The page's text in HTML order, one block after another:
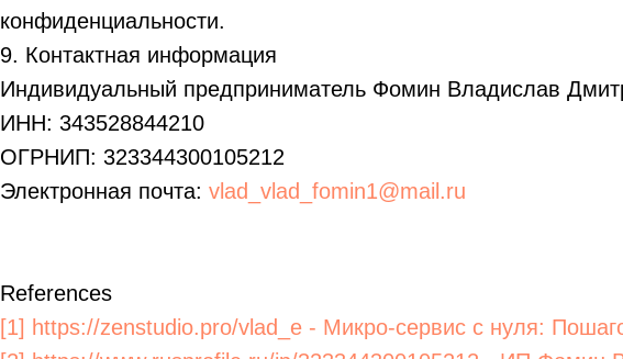
конфиденциальности.
9. Контактная информация
Индивидуальный предприниматель Фомин Владислав
ИНН: 343528844210
ОГРНИП: 323344300105212
Электронная почта: vlad_vlad_fomin1@mail.ru
References
[1] https://zenstudio.pro/vlad_e - Микро-сервис с нуля: